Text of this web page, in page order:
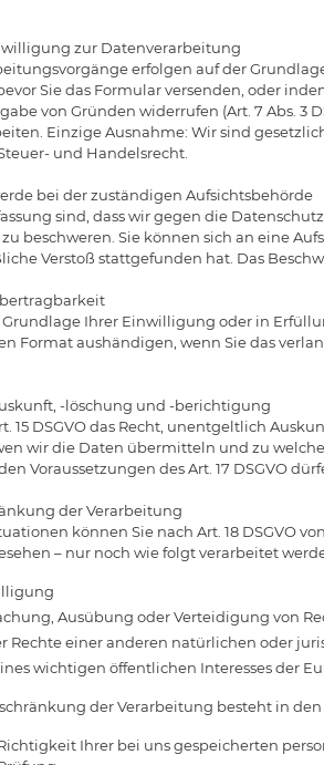
zur Datenverarbeitung
erfolgen auf der
Sie das Formular versenden, oder
von Gründen widerrufen (Art. 7 Abs. 3
Einzige Ausnahme: Wir sind
und Handelsrecht.
bei der zuständigen Aufsichtsbehörde
sind, dass wir gegen die
beschweren. Sie können sich an eine
Verstoß stattgefunden hat. Das
Grundlage Ihrer Einwilligung oder in
Format aushändigen, wenn Sie das
-löschung und -berichtigung
15 DSGVO das Recht, unentgeltlich
wir die Daten übermitteln und zu
Voraussetzungen des Art. 17 DSGVO
der Verarbeitung
können Sie nach Art. 18 DSGVO
– nur noch wie folgt verarbeitet
Ausübung oder Verteidigung von
Rechte einer anderen natürlichen oder
wichtigen öffentlichen Interesses der
der Verarbeitung besteht in
Ihrer bei uns gespeicherten